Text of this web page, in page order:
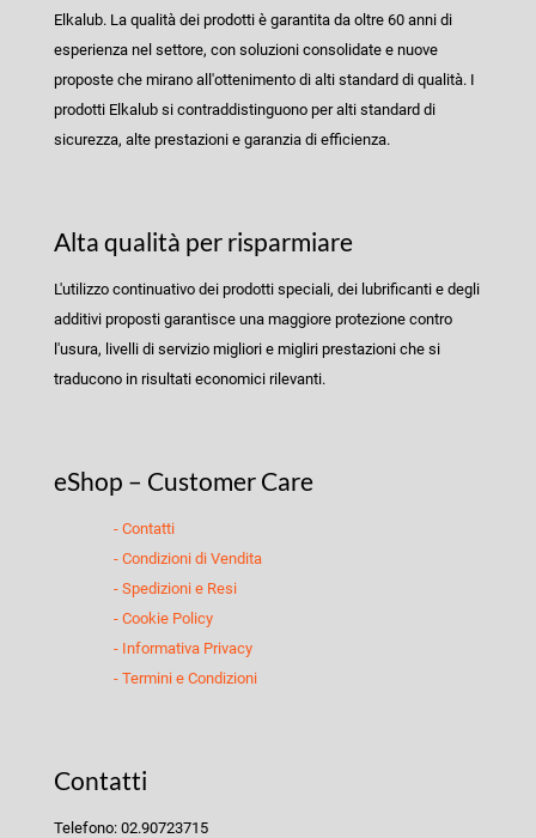
Elkalub. La qualità dei prodotti è garantita da oltre 60 anni di
esperienza nel settore, con soluzioni consolidate e nuove
proposte che mirano all'ottenimento di alti standard di qualità. I
prodotti Elkalub si contraddistinguono per alti standard di
sicurezza, alte prestazioni e garanzia di efficienza.
Alta qualità per risparmiare
L'utilizzo continuativo dei prodotti speciali, dei lubrificanti e degli
additivi proposti garantisce una maggiore protezione contro
l'usura, livelli di servizio migliori e migliri prestazioni che si
traducono in risultati economici rilevanti.
eShop – Customer Care
- Contatti
- Condizioni di Vendita
- Spedizioni e Resi
- Cookie Policy
- Informativa Privacy
- Termini e Condizioni
Contatti
Telefono: 02.90723715